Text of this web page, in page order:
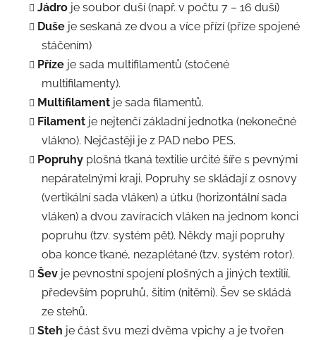
Jádro je soubor duší (např. v počtu 7 – 16 duší)
Duše je seskaná ze dvou a více přízí (příze spojené
stáčením)
Příze je sada multifilamentů (stočené
multifilamenty).
Multifilament je sada filamentů.
Filament je nejtenčí základní jednotka (nekonečné
vlákno). Nejčastěji je z PAD nebo PES.
Popruhy plošná tkaná textilie určité šíře s pevnými
nepáratelnými kraji. Popruhy se skládají z osnovy
(vertikální sada vláken) a útku (horizontální sada
vláken) a dvou zavíracích vláken na jednom konci
popruhu (tzv. systém pět). Někdy mají popruhy
oba konce tkané, nezaplétané (tzv. systém rotor).
Šev je pevnostní spojení plošných a jiných textilií,
především popruhů, šitím (nitěmi). Šev se skládá
ze stehů.
Steh je část švu mezi dvěma vpichy a je tvořen